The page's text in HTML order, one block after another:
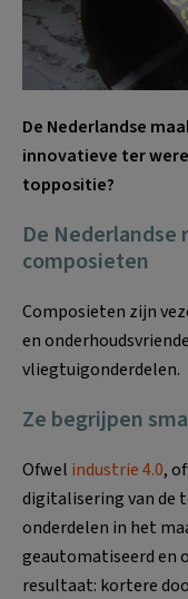
De Nederlandse
innovatieve ter
toppositie?
De
composieten
Composieten zijn
en
vliegtuigonderdelen.
Ze begrijpen
Ofwel industrie 4.0,
digitalisering van de
onderdelen in het
geautomatiseerd en
resultaat: kortere